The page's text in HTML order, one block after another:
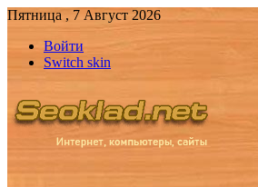
Пятница , 7 Август 2026
Войти
Switch skin